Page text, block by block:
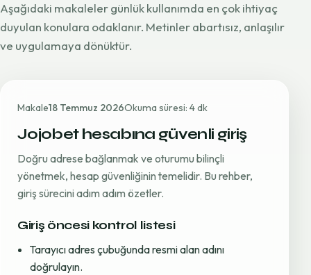
Aşağıdaki makaleler günlük kullanımda en çok ihtiyaç
duyulan konulara odaklanır. Metinler abartısız, anlaşılır
ve uygulamaya dönüktür.
Makale18 Temmuz 2026Okuma süresi: 4 dk
Jojobet hesabına güvenli giriş
Doğru adrese bağlanmak ve oturumu bilinçli
yönetmek, hesap güvenliğinin temelidir. Bu rehber,
giriş sürecini adım adım özetler.
Giriş öncesi kontrol listesi
Tarayıcı adres çubuğunda resmi alan adını
doğrulayın.